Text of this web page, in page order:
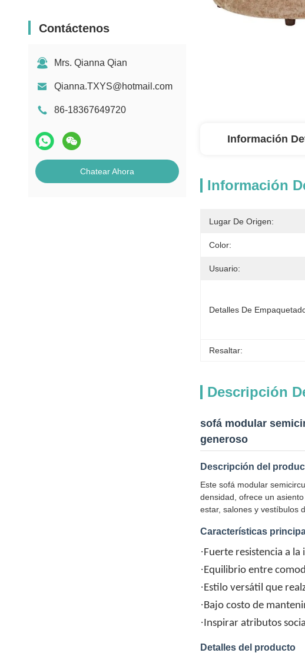
Contáctenos
Mrs. Qianna Qian
Qianna.TXYS@hotmail.com
86-18367649720
Chatear Ahora
Información
Información
Lugar De Origen:
Color:
Usuario:
Detalles De
Resaltar:
Descripción
sofá modular
generoso
Descripción del
Este sofá modular
densidad, ofrece un
estar, salones y vestíbulos
Características
·Fuerte resistencia a
·Equilibrio entre
·Estilo versátil que
·Bajo costo de
·Inspirar atributos
Detalles del producto